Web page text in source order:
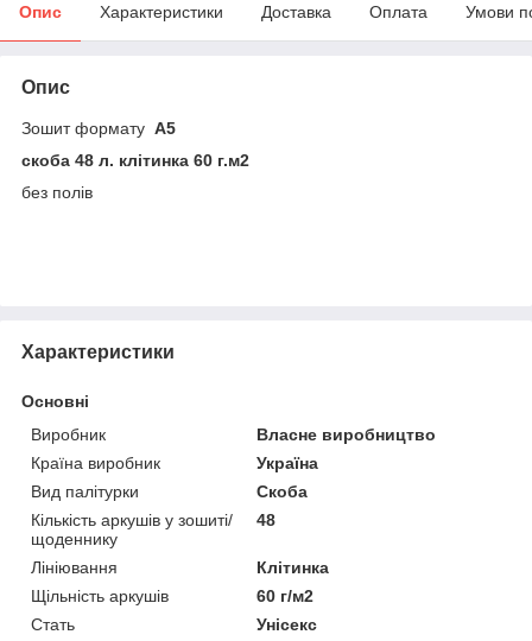
Опис Характеристики Доставка Оплата Умови
Опис
Зошит формату А5
скоба 48 л. клітинка 60 г.м2
без полів
Характеристики
Основні
Виробник
Власне виробництво
Країна виробник
Україна
Вид палітурки
Скоба
Кількість аркушів у зошиті/
щоденнику
48
Лініювання
Клітинка
Щільність аркушів
60 г/м2
Стать
Унісекс